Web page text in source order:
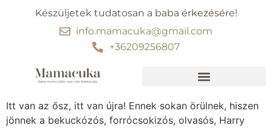
Készüljetek tudatosan a baba érkezésére!
info.mamacuka@gmail.com
+36209256807
Itt van az ősz, itt van újra! Ennek sokan örülnek, hiszen
jönnek a bekuckózós, forrócsokizós, olvasós, Harry